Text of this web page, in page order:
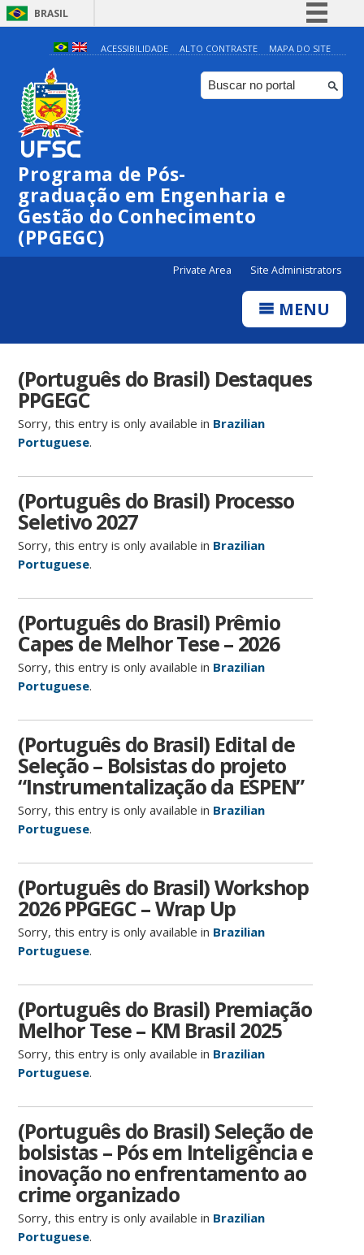
BRASIL
Simplifique!
Comunica BR
Participe
ACESSIBILIDADE ALTO CONTRASTE MAPA DO SITE
Programa de Pós-
graduação em Engenharia e
Gestão do Conhecimento
(PPGEGC)
Private Area Site Administrators
MENU
(Português do Brasil) Destaques
PPGEGC
Sorry, this entry is only available in Brazilian
Portuguese.
(Português do Brasil) Processo
Seletivo 2027
Sorry, this entry is only available in Brazilian
Portuguese.
(Português do Brasil) Prêmio
Capes de Melhor Tese – 2026
Sorry, this entry is only available in Brazilian
Portuguese.
(Português do Brasil) Edital de
Seleção – Bolsistas do projeto
“Instrumentalização da ESPEN”
Sorry, this entry is only available in Brazilian
Portuguese.
(Português do Brasil) Workshop
2026 PPGEGC – Wrap Up
Sorry, this entry is only available in Brazilian
Portuguese.
(Português do Brasil) Premiação
Melhor Tese – KM Brasil 2025
Sorry, this entry is only available in Brazilian
Portuguese.
(Português do Brasil) Seleção de
bolsistas – Pós em Inteligência e
inovação no enfrentamento ao
crime organizado
Sorry, this entry is only available in Brazilian
Portuguese.